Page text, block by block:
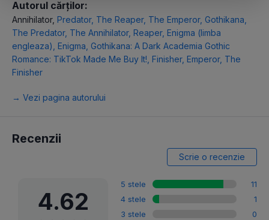
Autorul cărților:
Annihilator, Predator, The Reaper, The Emperor, Gothikana
The Predator, The Annihilator, Reaper, Enigma (limba
engleaza) Enigma Gothikana: A Dark Academia Gothic
Romance: TikTok Made Me Buy It! Finisher, Emperor, The
Finisher
→ Vezi pagina autorului
Recenzii
Scrie o recenzie
4.62
5 stele
11
4 stele
1
3 stele
0